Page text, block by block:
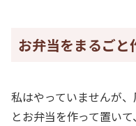
お弁当をまるごと
私はやっていませんが
とお弁当を作って置い